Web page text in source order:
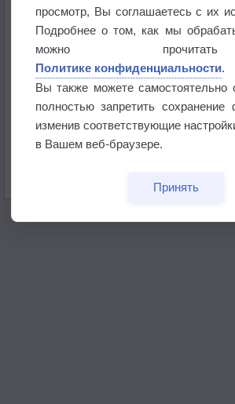
Приложение построит
Атмосфера начала замерзать
В Приморье обнаружены
просмотр, Вы соглашаетесь с их
Подробнее о том, как мы
можно
Политике конфиденциальности.
Вы также можете самостоятельно
полностью запретить сохранение
изменив соответствующие
в Вашем веб-браузере.
Принять